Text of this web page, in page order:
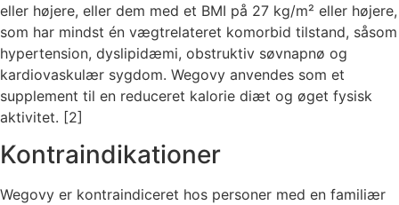
eller højere, eller dem med et BMI på 27 kg/m² eller højere,
som har mindst én vægtrelateret komorbid tilstand, såsom
hypertension, dyslipidæmi, obstruktiv søvnapnø og
kardiovaskulær sygdom. Wegovy anvendes som et
supplement til en reduceret kalorie diæt og øget fysisk
aktivitet. [2]
Kontraindikationer
Wegovy er kontraindiceret hos personer med en familiær